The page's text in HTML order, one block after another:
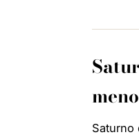
Saturno